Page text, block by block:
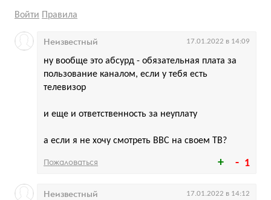
Войти Правила
1
ну вообще это абсурд - обязательная плата за
пользование каналом, если у тебя есть
телевизор
и еще и ответственность за неуплату
а если я не хочу смотреть BBC на своем ТВ?
Неизвестный 17.01.2022 в 14:09
Пожаловаться
Неизвестный 17.01.2022 в 14:12